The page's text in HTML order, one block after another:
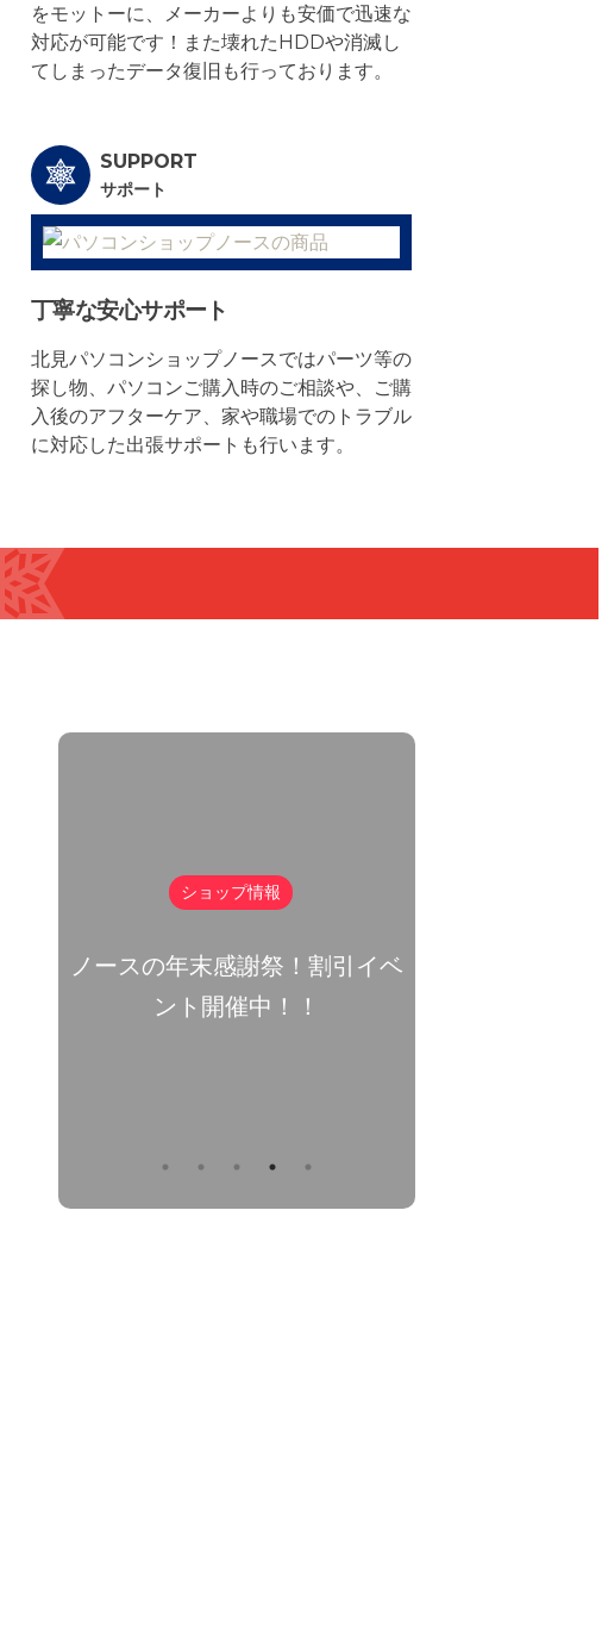
をモットーに、メーカーよりも安価で迅速な
対応が可能です！また壊れたHDDや消滅し
てしまったデータ復旧も行っております。
SUPPORT
サポート
丁寧な安心サポート
北見パソコンショップノースではパーツ等の
探し物、パソコンご購入時のご相談や、ご購
入後のアフターケア、家や職場でのトラブル
に対応した出張サポートも行います。
ショップ情報
ノースの年末感謝祭！割引イベ
ント開催中！！